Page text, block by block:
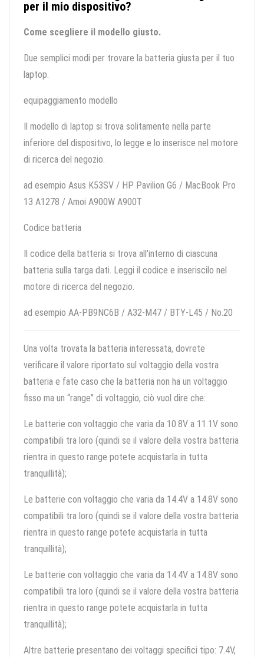
per il mio dispositivo?
Come scegliere il modello giusto.
Due semplici modi per trovare la batteria giusta per il tuo
laptop.
equipaggiamento modello
Il modello di laptop si trova solitamente nella parte
inferiore del dispositivo, lo legge e lo inserisce nel motore
di ricerca del negozio.
ad esempio Asus K53SV / HP Pavilion G6 / MacBook Pro
13 A1278 / Amoi A900W A900T
Codice batteria
Il codice della batteria si trova all'interno di ciascuna
batteria sulla targa dati. Leggi il codice e inseriscilo nel
motore di ricerca del negozio.
ad esempio AA-PB9NC6B / A32-M47 / BTY-L45 / No.20
Una volta trovata la batteria interessata, dovrete
verificare il valore riportato sul voltaggio della vostra
batteria e fate caso che la batteria non ha un voltaggio
fisso ma un “range” di voltaggio, ciò vuol dire che:
Le batterie con voltaggio che varia da 10.8V a 11.1V sono
compatibili tra loro (quindi se il valore della vostra batteria
rientra in questo range potete acquistarla in tutta
tranquillità);
Le batterie con voltaggio che varia da 14.4V a 14.8V sono
compatibili tra loro (quindi se il valore della vostra batteria
rientra in questo range potete acquistarla in tutta
tranquillità);
Le batterie con voltaggio che varia da 14.4V a 14.8V sono
compatibili tra loro (quindi se il valore della vostra batteria
rientra in questo range potete acquistarla in tutta
tranquillità);
Altre batterie presentano dei voltaggi specifici tipo: 7.4V,